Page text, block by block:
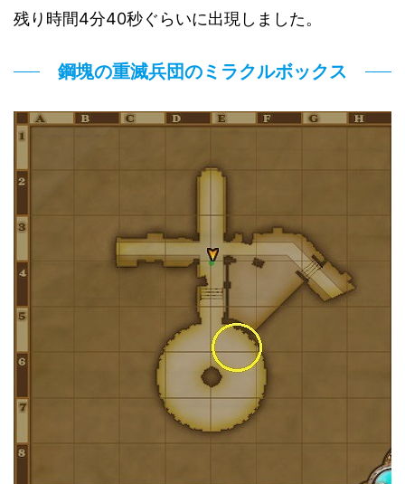
残り時間4分40秒ぐらいに出現しました。
鋼塊の重滅兵団のミラクルボックス